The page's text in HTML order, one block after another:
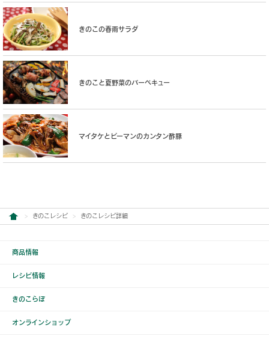
きのこの春雨サラダ
きのこと夏野菜のバーベキュー
マイタケとピーマンのカンタン酢豚
きのこレシピ きのこレシピ詳細
商品情報
レシピ情報
きのこらぼ
オンラインショップ